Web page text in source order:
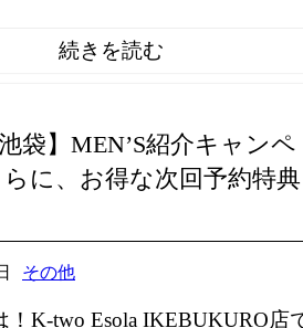
池袋】MEN’S紹介キャンペ
に、お得な次回予約特典
その他
！K-two Esola IKEBUKURO店